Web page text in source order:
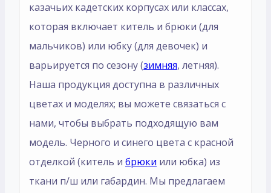
казачьих кадетских корпусах или классах,
которая включает китель и брюки (для
мальчиков) или юбку (для девочек) и
варьируется по сезону (зимняя, летняя).
Наша продукция доступна в различных
цветах и ​​моделях; вы можете связаться с
нами, чтобы выбрать подходящую вам
модель. Черного и синего цвета с красной
отделкой (китель и брюки или юбка) из
ткани п/ш или габардин. Мы предлагаем